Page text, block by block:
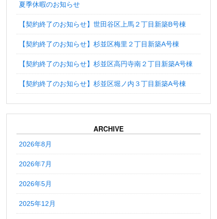
夏季休暇のお知らせ
【契約終了のお知らせ】世田谷区上馬２丁目新築B号棟
【契約終了のお知らせ】杉並区梅里２丁目新築A号棟
【契約終了のお知らせ】杉並区高円寺南２丁目新築A号棟
【契約終了のお知らせ】杉並区堀ノ内３丁目新築A号棟
ARCHIVE
2026年8月
2026年7月
2026年5月
2025年12月